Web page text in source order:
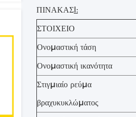
ΠΙΝΑΚΑΣⅠ:
ΣΤΟΙΧΕΙΟ
Ονομαστική τάση
Ονομαστική ικανότητα
Στιγμιαίο ρεύμα
βραχυκυκλώματος